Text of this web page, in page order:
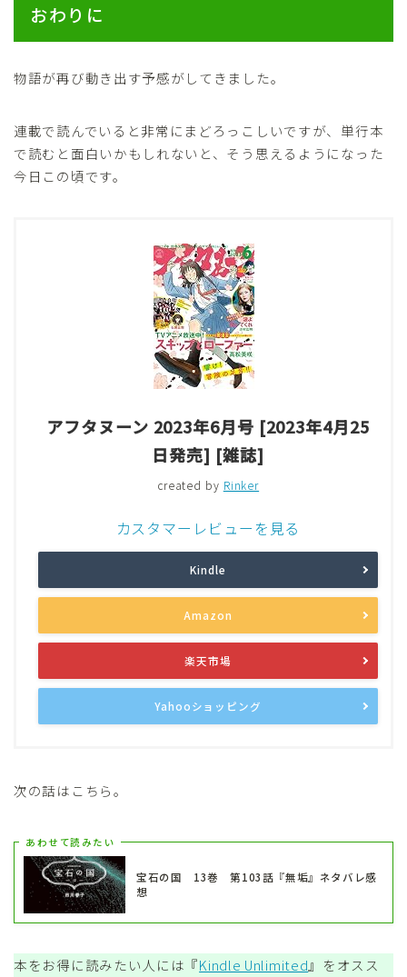
おわりに
物語が再び動き出す予感がしてきました。
連載で読んでいると非常にまどろっこしいですが、単行本
で読むと面白いかもしれないと、そう思えるようになった
今日この頃です。
アフタヌーン 2023年6月号 [2023年4月25
日発売] [雑誌]
created by Rinker
カスタマーレビューを見る
Kindle
Amazon
楽天市場
Yahooショッピング
次の話はこちら。
あわせて読みたい
宝石の国 13巻 第103話『無垢』ネタバレ感
想
本をお得に読みたい人には『Kindle Unlimited』をオスス